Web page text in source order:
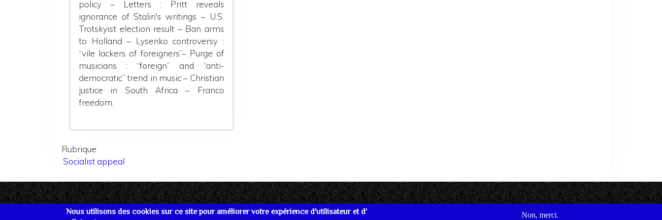
Nous utilisons des cookies sur ce site pour améliorer votre expérience d'utilisateur et d'
Non, merci.
policy – Letters : Pritt reveals
ignorance of Stalin's writings – U.S.
Trotskyist election result – Ban arms
to Holland – Lysenko controversy :
“vile lackers of foreigners”– Purge of
musicians : “foreign” and “anti-
democratic” trend in music – Christian
justice in South Africa – Franco
freedom.
Rubrique
Socialist appeal